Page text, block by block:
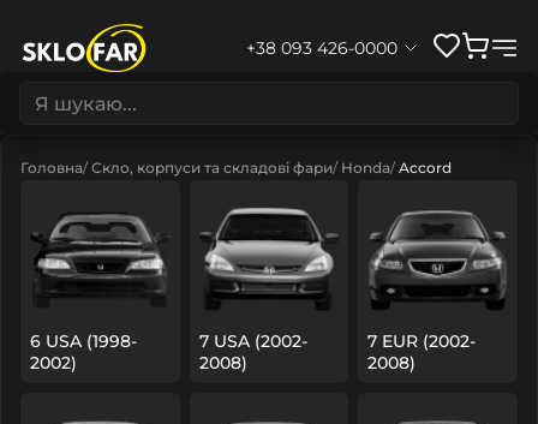
+38 093 426-0000
Головна Скло, корпуси та складові фари Honda Accord
6 USA (1998-
2002)
7 USA (2002-
2008)
7 EUR (2002-
2008)